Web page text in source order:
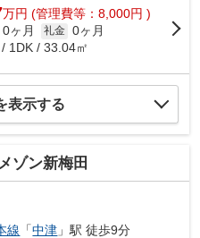
万円 (管理費等：8,000円 )
0ヶ月 礼金 0ヶ月
1DK / 33.04㎡
表示する
ゾン新梅田
線 「中津 」駅 徒歩9分